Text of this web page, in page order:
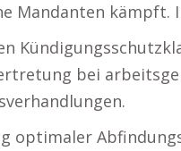
Mandanten kämpft.
bei
optimaler